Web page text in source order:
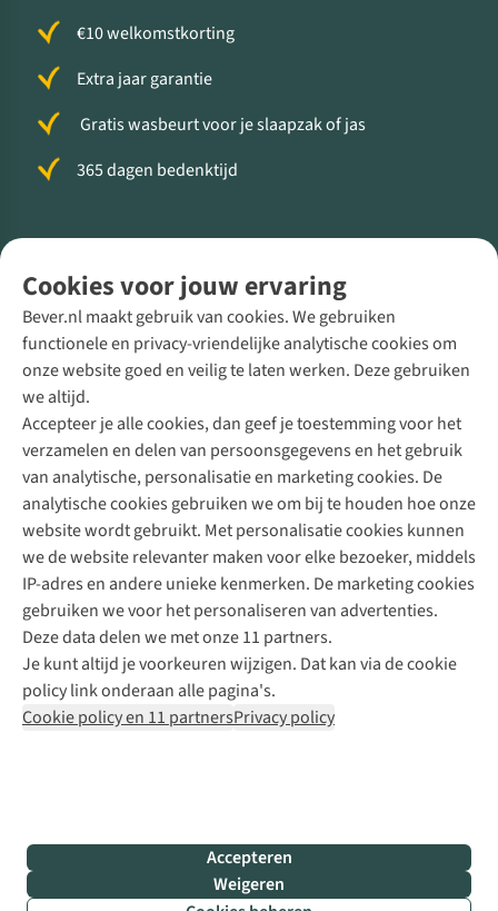
Cookies voor jouw ervaring
Bever.nl maakt gebruik van cookies. We gebruiken
functionele en privacy-vriendelijke analytische cookies om
onze website goed en veilig te laten werken. Deze gebruiken
we altijd.
Accepteer je alle cookies, dan geef je toestemming voor het
verzamelen en delen van persoonsgegevens en het gebruik
van analytische, personalisatie en marketing cookies. De
analytische cookies gebruiken we om bij te houden hoe onze
website wordt gebruikt. Met personalisatie cookies kunnen
we de website relevanter maken voor elke bezoeker, middels
IP-adres en andere unieke kenmerken. De marketing cookies
gebruiken we voor het personaliseren van advertenties.
Deze data delen we met onze 11 partners.
Je kunt altijd je voorkeuren wijzigen. Dat kan via de cookie
policy link onderaan alle pagina's.
Cookie policy en 11 partnersPrivacy policy
Accepteren
Weigeren
€10 welkomstkorting
Extra jaar garantie
Gratis wasbeurt voor je slaapzak of jas
365 dagen bedenktijd
Direct advies van een Buitenexpert
+31 (0)85 888 50 88
+31 6 12 28 49 80
Contactformulier
Bever
B.V.